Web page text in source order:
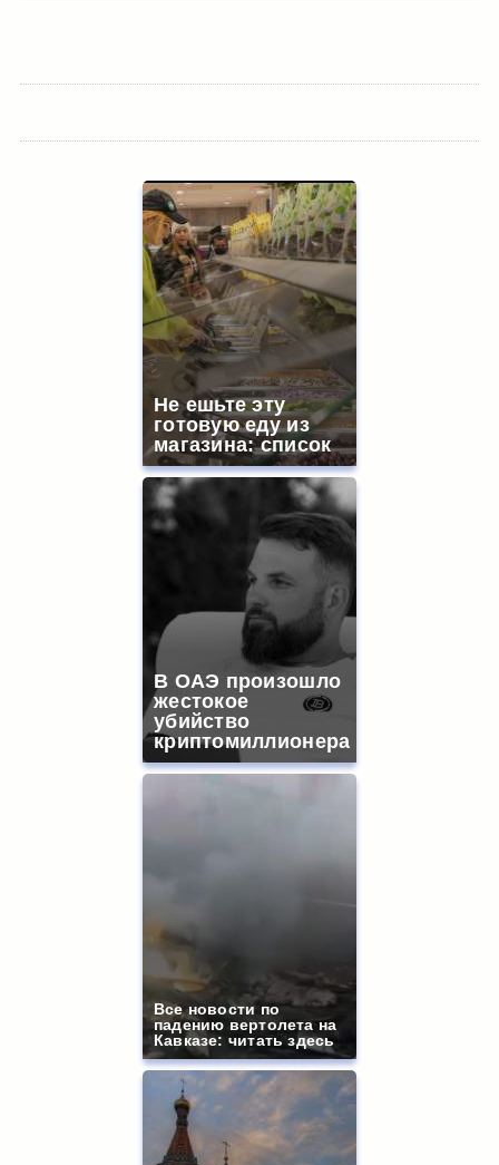
Не ешьте эту
готовую еду из
магазина: список
В ОАЭ произошло
жестокое
убийство
криптомиллионера
Все новости по
падению вертолета на
Кавказе: читать здесь